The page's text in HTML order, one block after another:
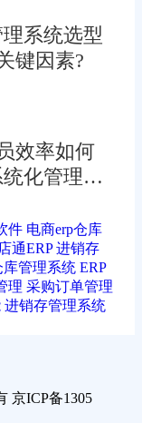
系统选型
键因素?
效率如何
化管理提
件 电商erp仓库
通ERP 进销存
库管理系统 ERP
理 采购订单管理
进销存管理系统
京ICP备1305